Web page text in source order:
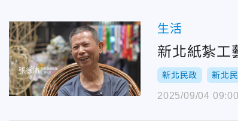
生活
新北紙紮
新北民政 新北
2025/09/04 09:00